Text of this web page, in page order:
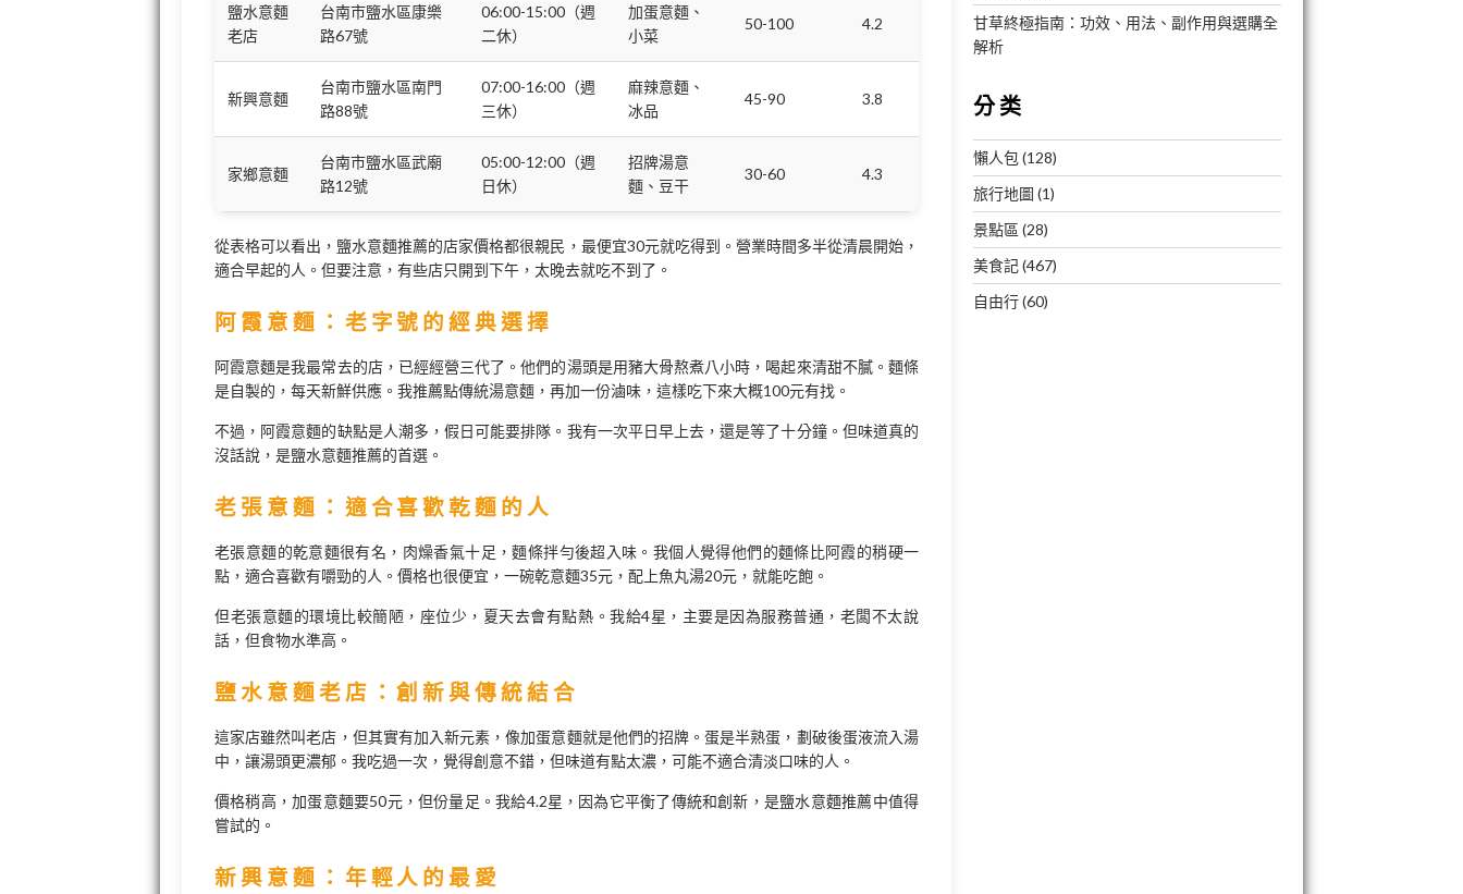
鹽水意麵
老店
台南市鹽水區康樂
路67號
06:00-15:00（週
二休）
加蛋意麵、
小菜
50-100 4.2
新興意麵
台南市鹽水區南門
路88號
07:00-16:00（週
三休）
麻辣意麵、
冰品
45-90 3.8
家鄉意麵
台南市鹽水區武廟
路12號
05:00-12:00（週
日休）
招牌湯意
麵、豆干
30-60 4.3
從表格可以看出，鹽水意麵推薦的店家價格都很親民，最便宜30元就吃得到。營業時間多半從清晨開始，
適合早起的人。但要注意，有些店只開到下午，太晚去就吃不到了。
阿霞意麵：老字號的經典選擇
阿霞意麵是我最常去的店，已經經營三代了。他們的湯頭是用豬大骨熬煮八小時，喝起來清甜不膩。麵條
是自製的，每天新鮮供應。我推薦點傳統湯意麵，再加一份滷味，這樣吃下來大概100元有找。
不過，阿霞意麵的缺點是人潮多，假日可能要排隊。我有一次平日早上去，還是等了十分鐘。但味道真的
沒話說，是鹽水意麵推薦的首選。
老張意麵：適合喜歡乾麵的人
老張意麵的乾意麵很有名，肉燥香氣十足，麵條拌勻後超入味。我個人覺得他們的麵條比阿霞的稍硬一
點，適合喜歡有嚼勁的人。價格也很便宜，一碗乾意麵35元，配上魚丸湯20元，就能吃飽。
但老張意麵的環境比較簡陋，座位少，夏天去會有點熱。我給4星，主要是因為服務普通，老闆不太說
話，但食物水準高。
鹽水意麵老店：創新與傳統結合
這家店雖然叫老店，但其實有加入新元素，像加蛋意麵就是他們的招牌。蛋是半熟蛋，劃破後蛋液流入湯
中，讓湯頭更濃郁。我吃過一次，覺得創意不錯，但味道有點太濃，可能不適合清淡口味的人。
價格稍高，加蛋意麵要50元，但份量足。我給4.2星，因為它平衡了傳統和創新，是鹽水意麵推薦中值得
嘗試的。
新興意麵：年輕人的最愛
甘草終極指南：功效、用法、副作用與選購全
解析
分类
懶人包 (128)
旅行地圖 (1)
景點區 (28)
美食記(467)
自由行(60)